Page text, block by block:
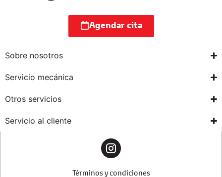
Agendar cita
Sobre nosotros
Servicio mecánica
Otros servicios
Servicio al cliente
Términos y condiciones